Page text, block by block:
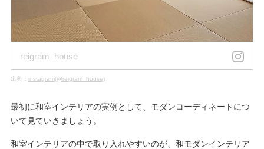
reigram_house
出典： instagram(@reigram_house)
最初に和室インテリアの実例として、モダンコーディネートにつ
いて見ていきましょう。
和室インテリアの中で取り入れやすいのが、和モダンインテリア